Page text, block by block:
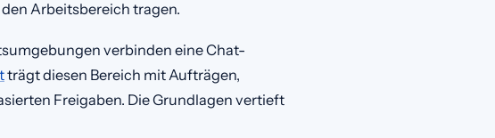
Arbeitsbereich tragen.
verbinden eine Chat-
trägt diesen Bereich mit Aufträgen,
Freigaben. Die Grundlagen vertieft